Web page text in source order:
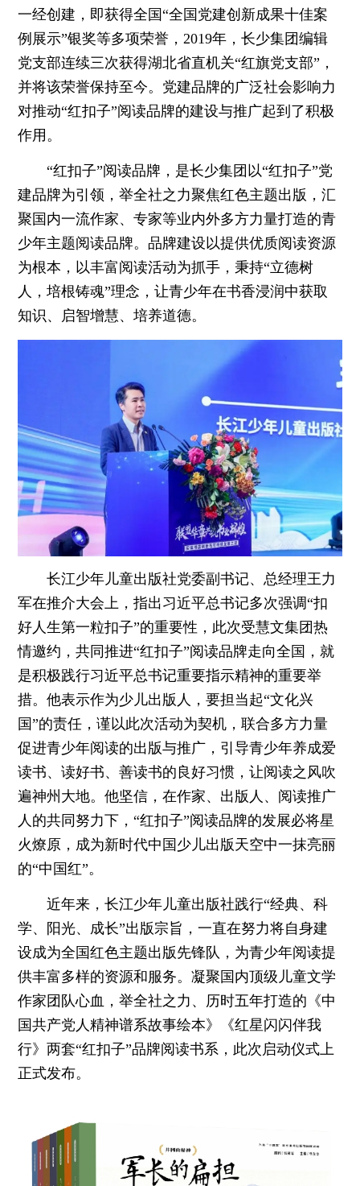
一经创建，即获得全国“全国党建创新成果十佳案
例展示”银奖等多项荣誉，2019年，长少集团编辑
党支部连续三次获得湖北省直机关“红旗党支部”，
并将该荣誉保持至今。党建品牌的广泛社会影响力
对推动“红扣子”阅读品牌的建设与推广起到了积极
作用。
“红扣子”阅读品牌，是长少集团以“红扣子”党
建品牌为引领，举全社之力聚焦红色主题出版，汇
聚国内一流作家、专家等业内外多方力量打造的青
少年主题阅读品牌。品牌建设以提供优质阅读资源
为根本，以丰富阅读活动为抓手，秉持“立德树
人，培根铸魂”理念，让青少年在书香浸润中获取
知识、启智增慧、培养道德。
长江少年儿童出版社党委副书记、总经理王力
军在推介大会上，指出习近平总书记多次强调“扣
好人生第一粒扣子”的重要性，此次受慧文集团热
情邀约，共同推进“红扣子”阅读品牌走向全国，就
是积极践行习近平总书记重要指示精神的重要举
措。他表示作为少儿出版人，要担当起“文化兴
国”的责任，谨以此次活动为契机，联合多方力量
促进青少年阅读的出版与推广，引导青少年养成爱
读书、读好书、善读书的良好习惯，让阅读之风吹
遍神州大地。他坚信，在作家、出版人、阅读推广
人的共同努力下，“红扣子”阅读品牌的发展必将星
火燎原，成为新时代中国少儿出版天空中一抹亮丽
的“中国红”。
近年来，长江少年儿童出版社践行“经典、科
学、阳光、成长”出版宗旨，一直在努力将自身建
设成为全国红色主题出版先锋队，为青少年阅读提
供丰富多样的资源和服务。凝聚国内顶级儿童文学
作家团队心血，举全社之力、历时五年打造的《中
国共产党人精神谱系故事绘本》《红星闪闪伴我
行》两套“红扣子”品牌阅读书系，此次启动仪式上
正式发布。